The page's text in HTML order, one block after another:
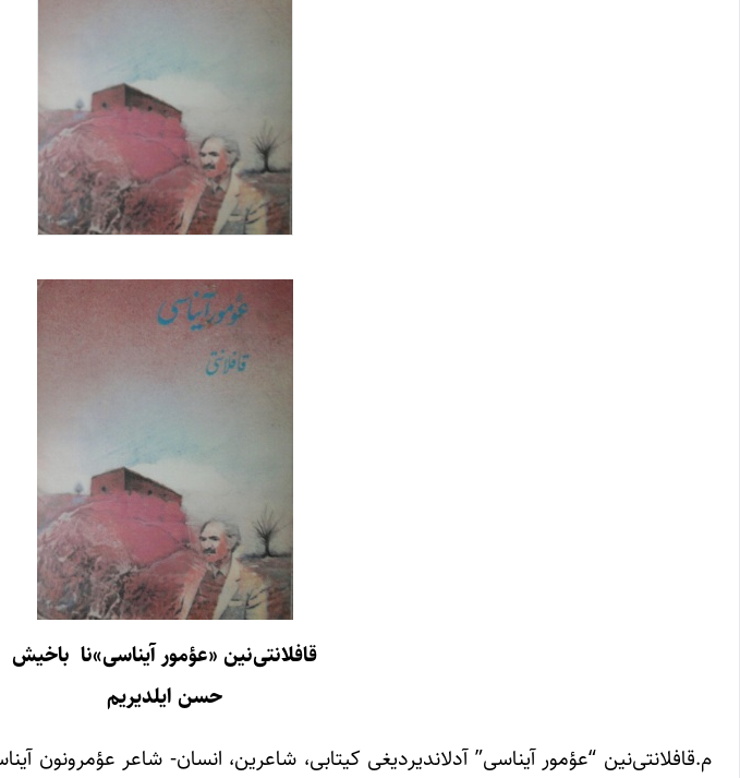
قافلانتی‌نین «عؤمور آیناسی»نا باخیش
حسن ایلدیریم
م.قافلانتی‌نین “عؤمور آیناسی” آدلاندیردیغی کیتابی، شاعرین، انسان- شاعر عؤمرونون